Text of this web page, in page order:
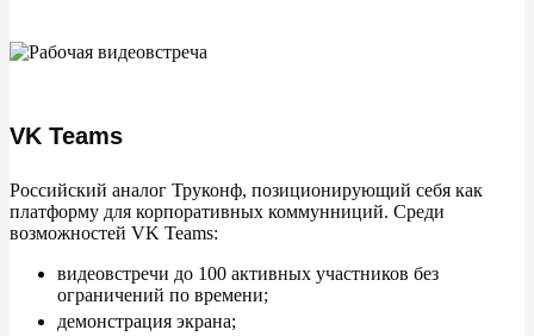
VK Teams
Российский аналог Труконф, позиционирующий себя как
платформу для корпоративных коммунниций. Среди
возможностей VK Teams:
видеовстречи до 100 активных участников без
ограничений по времени;
демонстрация экрана;